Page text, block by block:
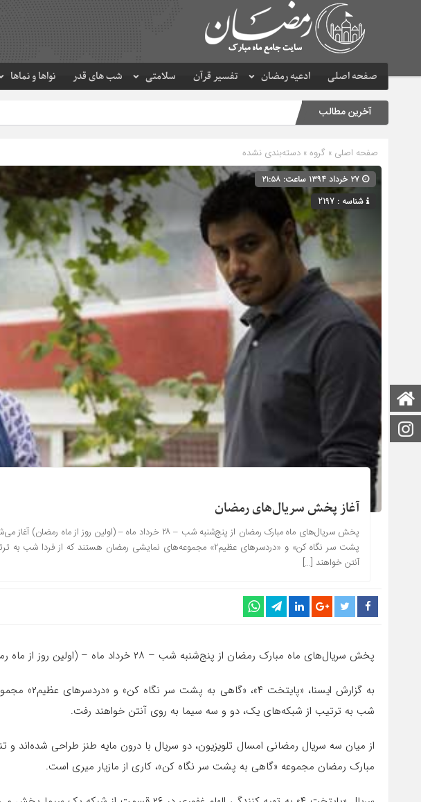
صفحه اصلی ادعیه رمضان تفسیر قرآن سلامتی شب های قدر نواها و نماها
صفحه اصلی
اینستاگرام
آخرین مطالب
صفحه اصلی » گروه » دسته‌بندی نشده
شناسه : 2197
آغاز پخش سریال‌های رمضان
پشت سر نگاه کن» و «دردسرهای عظیم۲» مجموعه‌های نمایشی رمضان هستند که
آنتن خواهند […]
پخش سریال‌های ماه مبارک رمضان از پنج‌شنبه شب – ۲۸ خرداد ماه – (اولین روز از ماه رمضان) آغاز می‌شود.
به گزارش
شب به ترتیب از شبکه‌های یک، دو و سه سیما به روی آنتن خواهند رفت.
از میان سه سریال رمضانی امسال تلویزیون، دو سریال با درون مایه طنز طراحی شده‌اند و
مبارک رمضان مجموعه «گاهی به پشت سر نگاه کن»، کاری از مازیار میری است.